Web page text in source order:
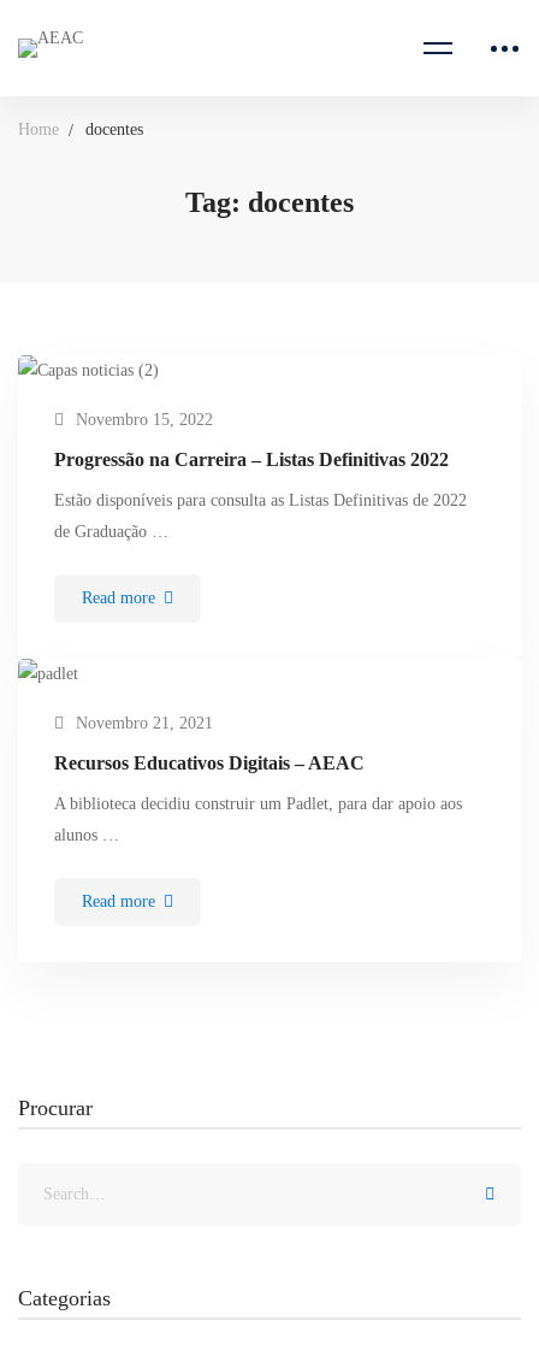
Home docentes
Tag: docentes
Novembro 15, 2022
Progressão na Carreira – Listas Definitivas 2022
Estão disponíveis para consulta as Listas Definitivas de 2022
de Graduação …
Read more
Novembro 21, 2021
Recursos Educativos Digitais – AEAC
A biblioteca decidiu construir um Padlet, para dar apoio aos
alunos …
Read more
Procurar
Categorias